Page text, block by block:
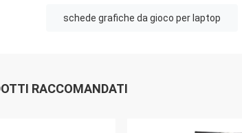
schede grafiche da gioco per laptop
RACCOMANDATI